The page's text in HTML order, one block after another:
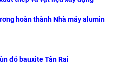
hoàn thành Nhà máy alumin
đỏ bauxite Tân Rai